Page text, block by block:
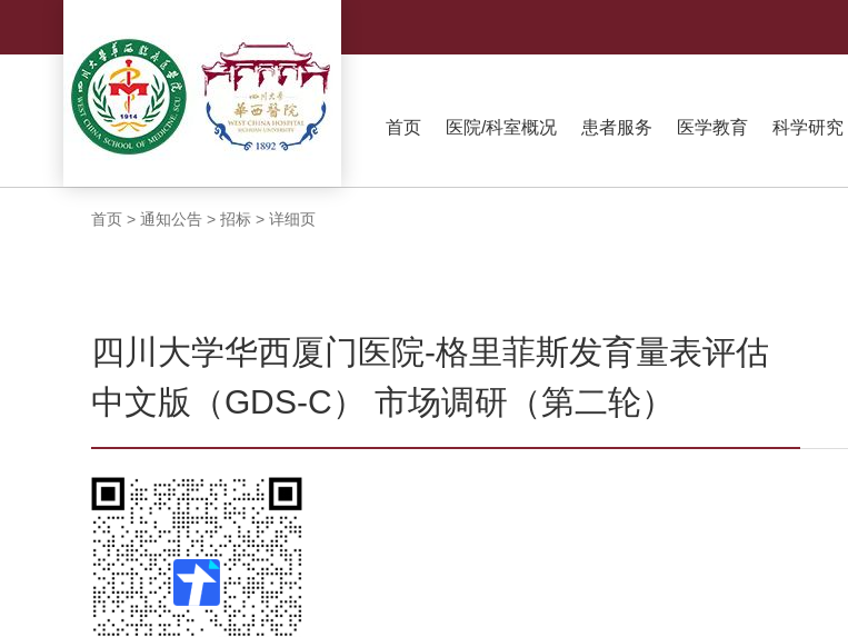
首页 医院/科室概况 患者服务 医学教育 科学研究
首页 > 通知公告 > 招标 > 详细页
四川大学华西厦门医院-格里菲斯发育量表评估
中文版（GDS-C） 市场调研（第二轮）